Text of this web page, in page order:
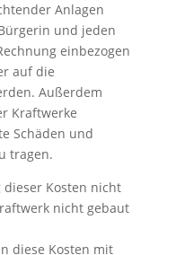
Anlagen
und jeden
einbezogen
auf die
Außerdem
Kraftwerke
Schäden und
tragen.
Kosten nicht
nicht gebaut
diese Kosten mit